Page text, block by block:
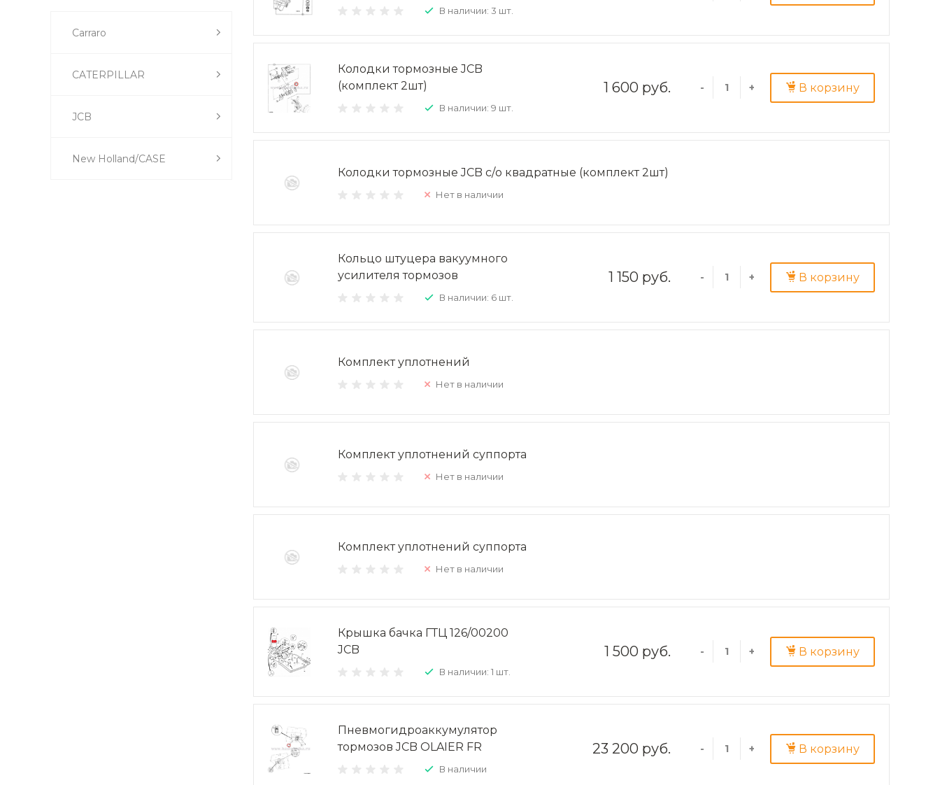
Carraro
CATERPILLAR
JCB
New Holland/CASE
В наличии: 3 шт.
Колодки тормозные JCB
(комплект 2шт)
В наличии: 9 шт.
1 600 руб. - + В корзину
Колодки тормозные JCB с/о квадратные (комплект 2шт)
Нет в наличии
Кольцо штуцера вакуумного
усилителя тормозов
В наличии: 6 шт.
1 150 руб. - + В корзину
Комплект уплотнений
Нет в наличии
Комплект уплотнений суппорта
Нет в наличии
Комплект уплотнений суппорта
Нет в наличии
Крышка бачка ГТЦ 126/00200
JCB
В наличии: 1 шт.
1 500 руб. - + В корзину
Пневмогидроаккумулятор
тормозов JCB OLAIER FR
В наличии
23 200 руб. - + В корзину